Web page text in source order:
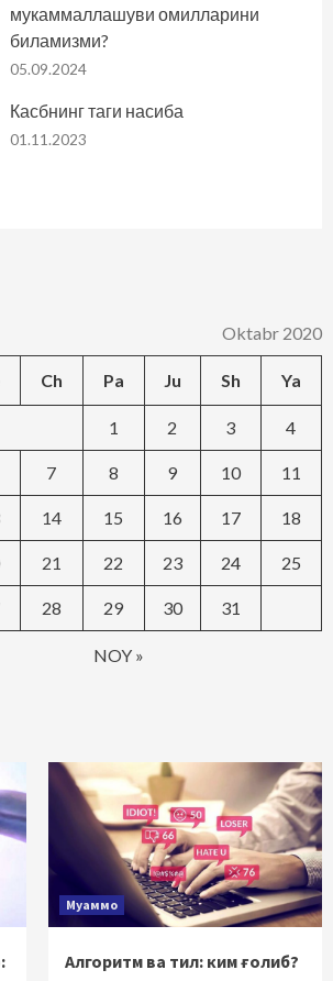
мукаммаллашуви омилларини
биламизми?
05.09.2024
Касбнинг таги насиба
01.11.2023
Oktabr 2020
Ch Pa Ju Sh Ya
NOY »
1 2 3 4
7 8 9 10 11
14 15 16 17 18
21 22 23 24 25
28 29 30 31
Муаммо
Алгоритм ва тил: ким ғолиб?